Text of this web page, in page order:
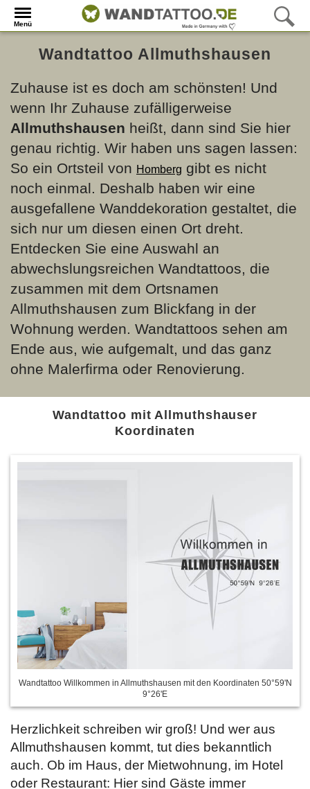
Menü
Wandtattoo Allmuthshausen
Zuhause ist es doch am schönsten! Und
wenn Ihr Zuhause zufälligerweise
Allmuthshausen heißt, dann sind Sie hier
genau richtig. Wir haben uns sagen lassen:
So ein Ortsteil von Homberg gibt es nicht
noch einmal. Deshalb haben wir eine
ausgefallene Wanddekoration gestaltet, die
sich nur um diesen einen Ort dreht.
Entdecken Sie eine Auswahl an
abwechslungsreichen Wandtattoos, die
zusammen mit dem Ortsnamen
Allmuthshausen zum Blickfang in der
Wohnung werden. Wandtattoos sehen am
Ende aus, wie aufgemalt, und das ganz
ohne Malerfirma oder Renovierung.
Wandtattoo mit Allmuthshauser
Koordinaten
Wandtattoo Willkommen in Allmuthshausen mit den Koordinaten 50°59'N
9°26'E
Herzlichkeit schreiben wir groß! Und wer aus
Allmuthshausen kommt, tut dies bekanntlich
auch. Ob im Haus, der Mietwohnung, im Hotel
oder Restaurant: Hier sind Gäste immer